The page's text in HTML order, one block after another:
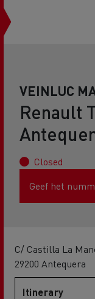
VEINLUC
Renault
Closed
Geef het
C/ Castilla La
29200 Antequera
Itinerary